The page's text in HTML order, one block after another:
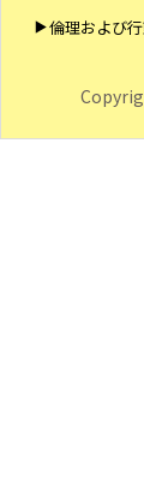
倫理および